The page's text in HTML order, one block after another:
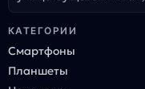
КАТЕГОРИИ
Смартфоны
Планшеты